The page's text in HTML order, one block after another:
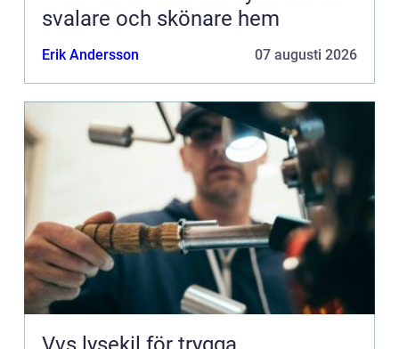
svalare och skönare hem
Erik Andersson 07 augusti 2026